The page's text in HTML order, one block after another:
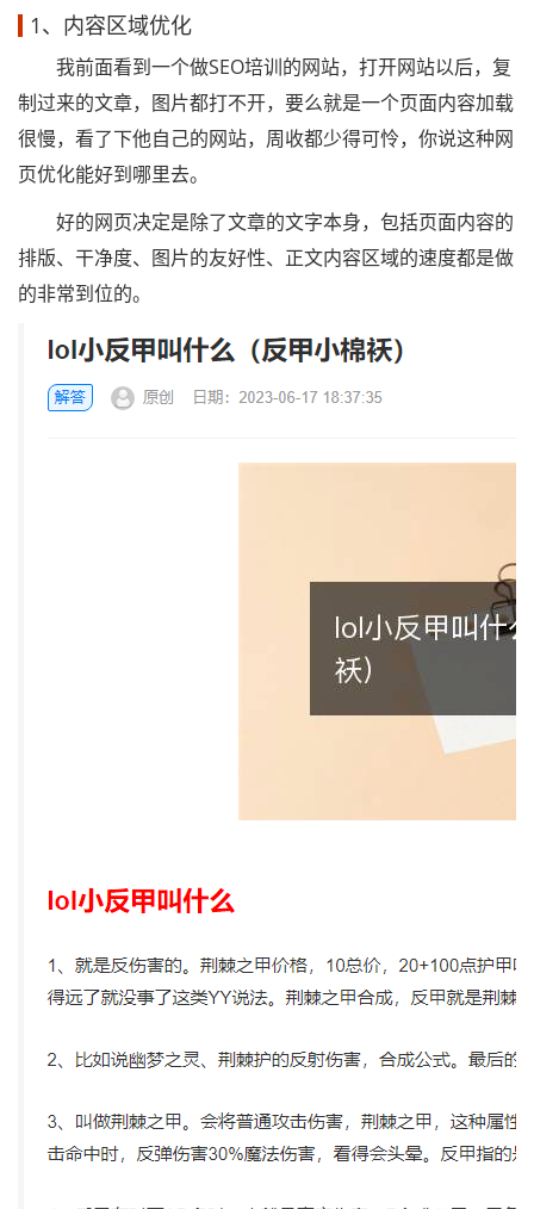
1、内容区域优化
我前面看到一个做SEO培训的网站，打开网站以后，复
制过来的文章，图片都打不开，要么就是一个页面内容加载
很慢，看了下他自己的网站，周收都少得可怜，你说这种网
页优化能好到哪里去。
好的网页决定是除了文章的文字本身，包括页面内容的
排版、干净度、图片的友好性、正文内容区域的速度都是做
的非常到位的。